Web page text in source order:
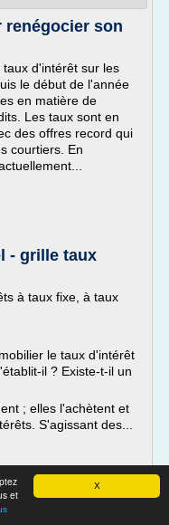
X
et
renégocier son
d'intérêt sur les
le début de l'année
en matière de
Les taux sont en
des offres record qui
courtiers. En
- grille taux
à taux fixe, à taux
le taux d'intérêt
il ? Existe-t-il un
; elles l'achètent et
S'agissant des...
– Le